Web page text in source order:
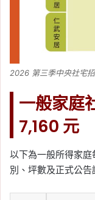
2026 第三季中央社宅
一般家庭
7,160 元
以下為一般所得家
別、坪數及正式公告